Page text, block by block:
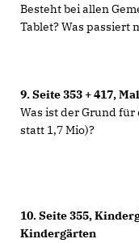
Besteht bei allen
Tablet? Was passiert
9. Seite 353 + 417,
Was ist der Grund für
statt 1,7 Mio)?
10. Seite 355,
Kindergärten